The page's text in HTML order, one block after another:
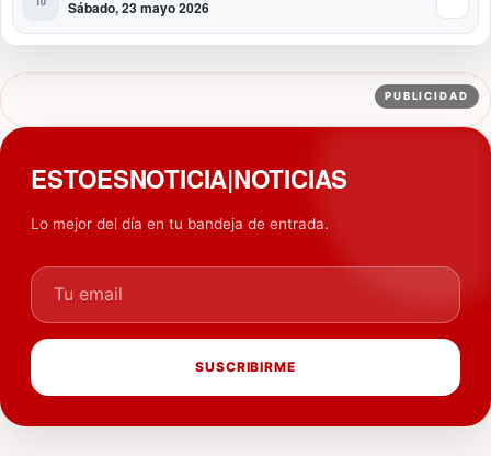
Sábado, 23 mayo 2026
PUBLICIDAD
ESTOESNOTICIA|NOTICIAS
Lo mejor del día en tu bandeja de entrada.
Tu email
SUSCRIBIRME